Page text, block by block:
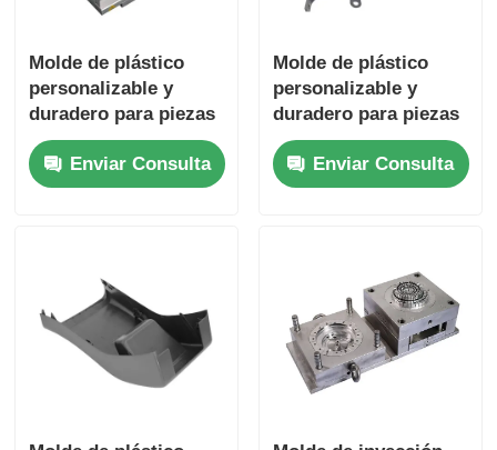
Molde de plástico
personalizable y
duradero para piezas
de automóvil con
certificación
IATF16949
Enviar Consulta
Molde de plástico
personalizable y
duradero para piezas
de automóviles Molde
con certificación
IATF16949
Enviar Consulta